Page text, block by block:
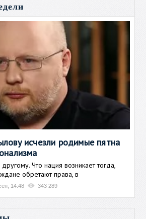
исчезли родимые пятна
Что нация возникает тогда,
обретают права, в
14:48 343 289